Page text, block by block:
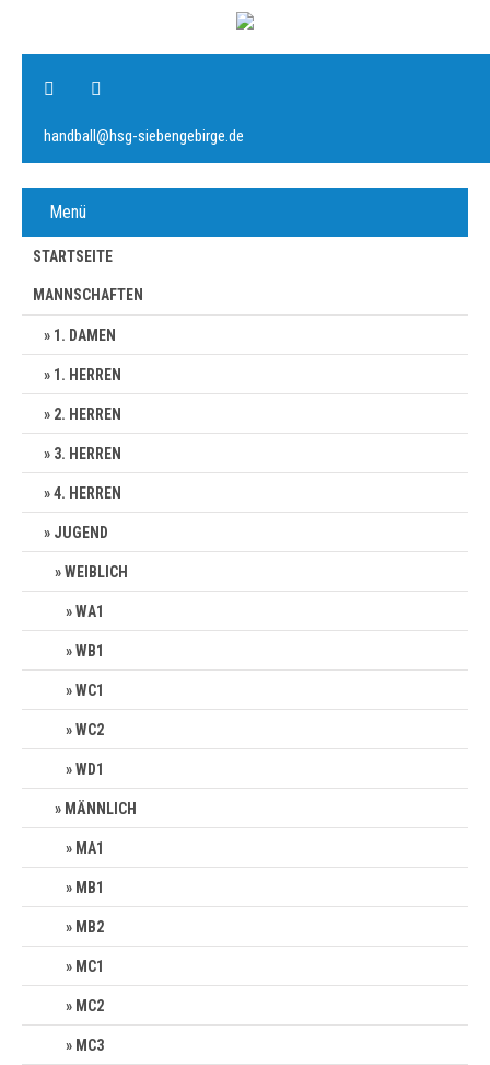
handball@hsg-siebengebirge.de
Menü
STARTSEITE
MANNSCHAFTEN
1. DAMEN
1. HERREN
2. HERREN
3. HERREN
4. HERREN
JUGEND
WEIBLICH
WA1
WB1
WC1
WC2
WD1
MÄNNLICH
MA1
MB1
MB2
MC1
MC2
MC3